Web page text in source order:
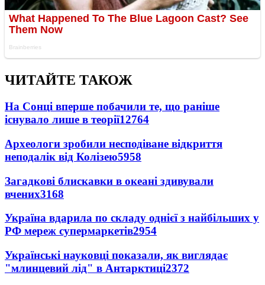
ЧИТАЙТЕ ТАКОЖ
На Сонці вперше побачили те, що раніше
існувало лише в теорії12764
Археологи зробили несподіване відкриття
неподалік від Колізею5958
Загадкові блискавки в океані здивували
вчених3168
Україна вдарила по складу однієї з найбільших у
РФ мереж супермаркетів2954
Українські науковці показали, як виглядає
"млинцевий лід" в Антарктиці2372